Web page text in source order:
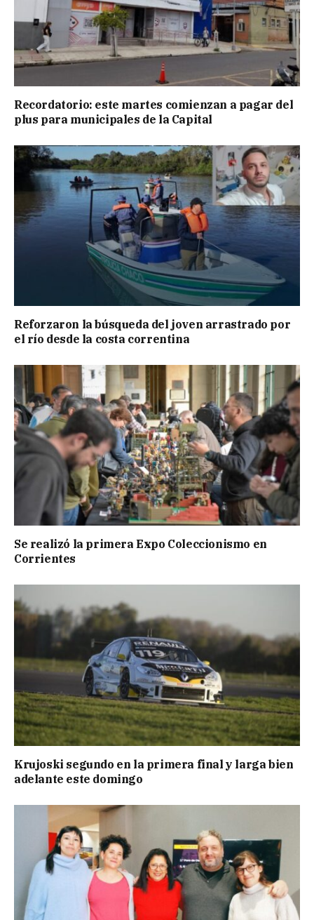
Recordatorio: este martes comienzan a pagar del
plus para municipales de la Capital
Reforzaron la búsqueda del joven arrastrado por
el río desde la costa correntina
Se realizó la primera Expo Coleccionismo en
Corrientes
Krujoski segundo en la primera final y larga bien
adelante este domingo